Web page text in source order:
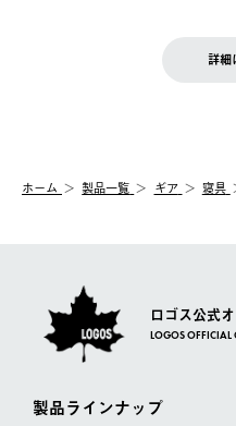
【配送業者】
佐川急便にて配送されます。
お客様都合の返品にかかる送
一度お手元の商品を返品いた
LOGOS FAMILY会員の方は詳細
ホーム 製品一覧 ギア 寝具
ロゴス公式
LOGOS OFFICIAL
製品ラインナップ